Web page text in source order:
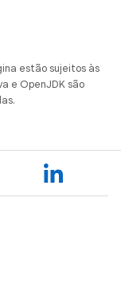
estão sujeitos às
e OpenJDK são